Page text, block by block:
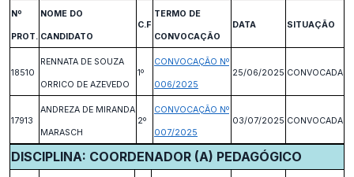
Nº
PROT.
NOME DO
CANDIDATO
C.F
TERMO DE
CONVOCAÇÃO
DATA SITUAÇÃO
18510
RENNATA DE SOUZA
ORRICO DE AZEVEDO
1º
CONVOCAÇÃO Nº
006/2025
25/06/2025 CONVOCADA
17913
ANDREZA DE MIRANDA
MARASCH
2º
CONVOCAÇÃO Nº
007/2025
03/07/2025 CONVOCADA
DISCIPLINA: COORDENADOR (A) PEDAGÓGICO